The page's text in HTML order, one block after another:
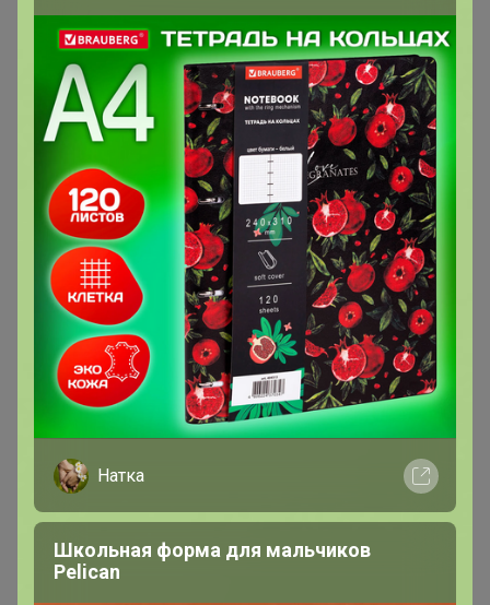
сотрудничество с ними не целесообразно думаю.
Мари24ок
Магистр
В теме "Любимая Божья коровка - не убиваемый
трикотаж! Стиль, лаконичность и высокое качество
тканей."
6 июня, 2025 08:57
Ленок8 , добрый день!)
Магистр
В теме "Кроссовки премиум класса. Без доставки!
Бесплатная выдача в ЦР! Новинки каждую неделю!"
Натка
Школьная форма для мальчиков
Pelican